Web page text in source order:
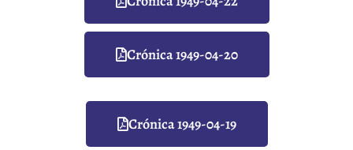
Crónica 1949-04-20
Crónica 1949-04-19